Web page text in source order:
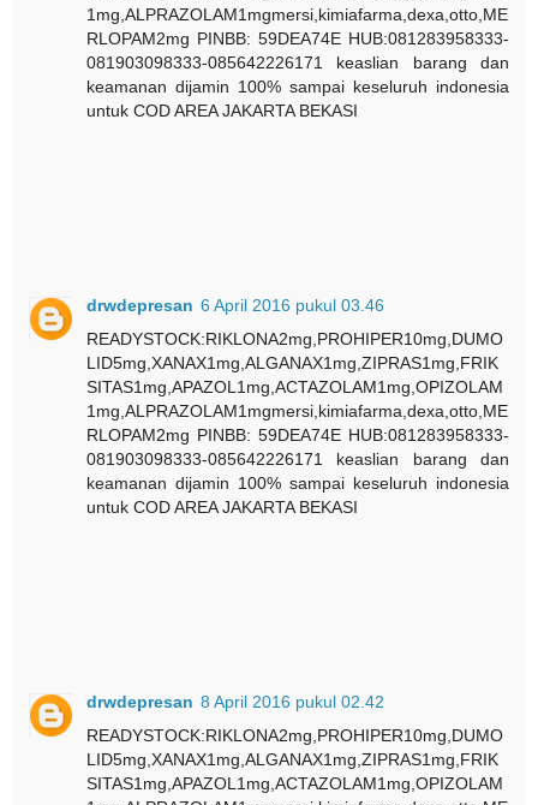
1mg,ALPRAZOLAM1mgmersi,kimiafarma,dexa,otto,ME
RLOPAM2mg PINBB: 59DEA74E HUB:081283958333-
081903098333-085642226171 keaslian barang dan
keamanan dijamin 100% sampai keseluruh indonesia
untuk COD AREA JAKARTA BEKASI
drwdepresan 6 April 2016 pukul 03.46
READYSTOCK:RIKLONA2mg,PROHIPER10mg,DUMO
LID5mg,XANAX1mg,ALGANAX1mg,ZIPRAS1mg,FRIK
SITAS1mg,APAZOL1mg,ACTAZOLAM1mg,OPIZOLAM
1mg,ALPRAZOLAM1mgmersi,kimiafarma,dexa,otto,ME
RLOPAM2mg PINBB: 59DEA74E HUB:081283958333-
081903098333-085642226171 keaslian barang dan
keamanan dijamin 100% sampai keseluruh indonesia
untuk COD AREA JAKARTA BEKASI
drwdepresan 8 April 2016 pukul 02.42
READYSTOCK:RIKLONA2mg,PROHIPER10mg,DUMO
LID5mg,XANAX1mg,ALGANAX1mg,ZIPRAS1mg,FRIK
SITAS1mg,APAZOL1mg,ACTAZOLAM1mg,OPIZOLAM